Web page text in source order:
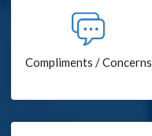
Compliments / Concerns